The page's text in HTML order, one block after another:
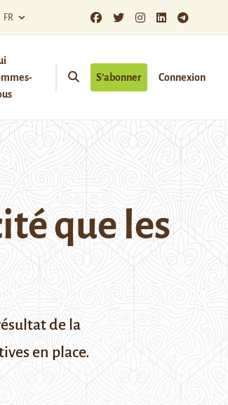
FR
S’abonner Connexion
que les
de la
en place.